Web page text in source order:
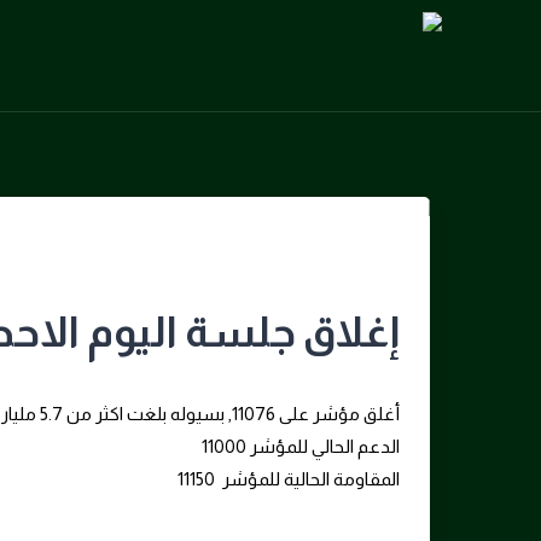
إغلاق جلسة اليوم الاحد 29/3/
أغلق مؤشر على 11076, بسيوله بلغت اكثر من 5.7 مليار ريال هبوط 13- نقطه بنسبه 0.13-%
الدعم الحالي للمؤشر 11000
المقاومة الحالية للمؤشر 11150